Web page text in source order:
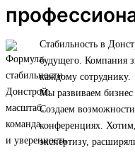
Стабильность в
будущего. Компания
каждому сотруднику.
Мы развиваем бизнес
Создаем
конференциях.
экспертизу,